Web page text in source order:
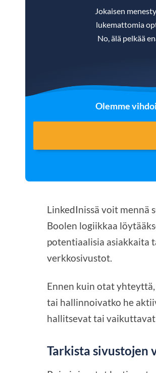
Jokaisen
lukemattomia
No, älä pelkää
Olemme
LinkedInissä voit mennä
Boolen logiikkaa
potentiaalisia asiakkaita
verkkosivustot.
Ennen kuin otat
tai hallinnoivatko he
hallitsevat tai
Tarkista sivustojen